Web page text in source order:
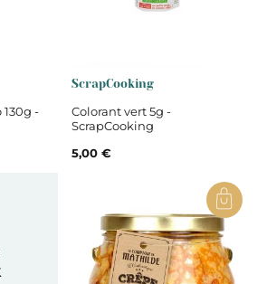
pâtisserie
-
ScrapCooking
Colorant vert 5g -
ScrapCooking
5,00 €